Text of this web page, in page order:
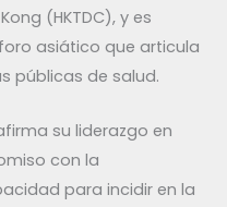
(HKTDC), y es
asiático que articula
públicas de salud.
su liderazgo en
con la
para incidir en la